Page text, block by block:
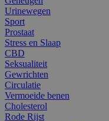
Urinewegen
Sport
Prostaat
Stress en Slaap
CBD
Seksualiteit
Gewrichten
Circulatie
Vermoeide benen
Cholesterol
Rode Rijst